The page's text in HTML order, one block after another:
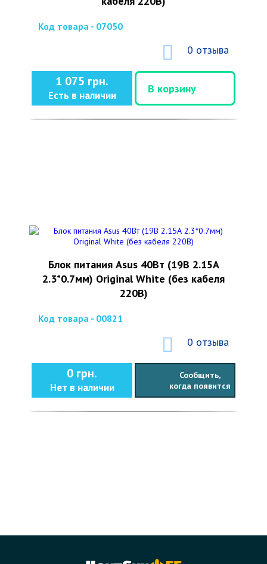
Код товара - 07050
0 отзыва
1 075 грн.
Есть в наличии
В корзину
Блок питания Asus 40Вт (19В 2.15А
2.3*0.7мм) Original White (без кабеля
220В)
Код товара - 00821
0 отзыва
0 грн.
Нет в наличии
Сообщить,
когда появится